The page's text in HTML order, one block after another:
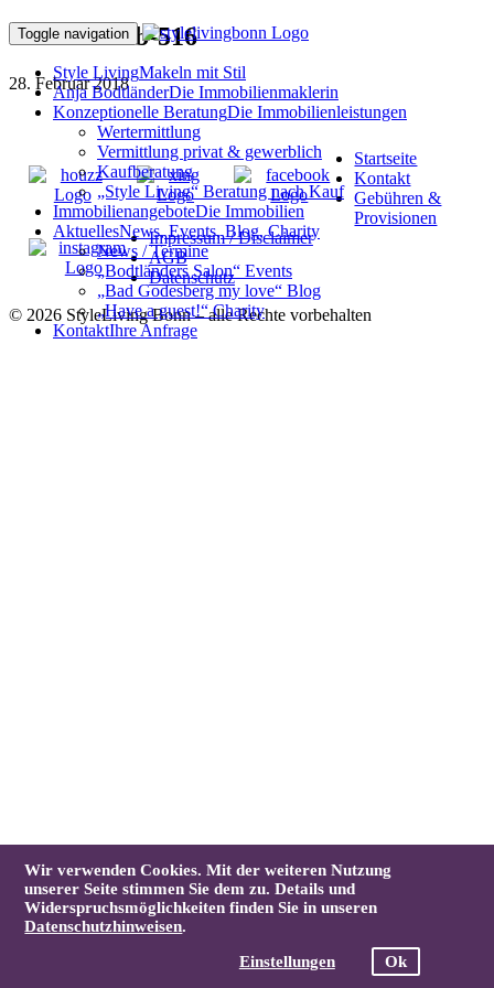
Toggle navigation
Style LivingMakeln mit Stil
Anja BodtländerDie Immobilienmaklerin
Konzeptionelle BeratungDie Immobilienleistungen
Wertermittlung
Vermittlung privat & gewerblich
Kaufberatung
„Style Living“ Beratung nach Kauf
ImmobilienangeboteDie Immobilien
AktuellesNews, Events, Blog, Charity
News / Termine
„Bodtländers Salon“ Events
„Bad Godesberg my love“ Blog
„Have a guest!“ Charity
KontaktIhre Anfrage
180201ffFeb-516
28. Februar 2018
Startseite
Kontakt
Gebühren &
Provisionen
Impressum / Disclaimer
AGB
Datenschutz
© 2026 StyleLiving Bonn – alle Rechte vorbehalten
Wir verwenden Cookies. Mit der weiteren Nutzung
unserer Seite stimmen Sie dem zu. Details und
Widerspruchsmöglichkeiten finden Sie in unseren
Datenschutzhinweisen.
Einstellungen
Ok